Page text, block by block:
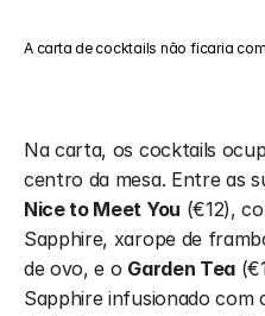
A carta de cocktails não ficaria
Na carta, os cocktails
Nice to Meet You (€12),
Sapphire, xarope de
de ovo, e o Garden Tea
Sapphire infusionado com